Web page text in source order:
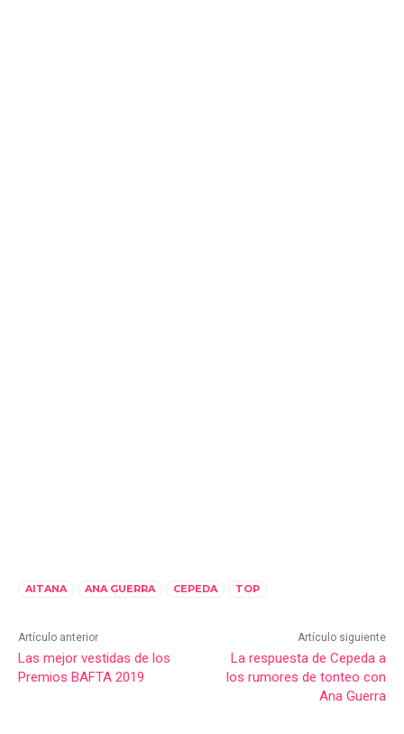
AITANA ANA GUERRA CEPEDA TOP
Artículo anterior
Las mejor vestidas de los
Premios BAFTA 2019
Artículo siguiente
La respuesta de Cepeda a
los rumores de tonteo con
Ana Guerra